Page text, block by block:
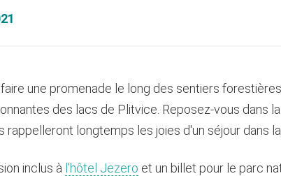
une promenade le long des sentiers
des lacs de Plitvice. Reposez-vous dans
longtemps les joies d'un séjour dans
inclus à l'hôtel Jezero et un billet pour le parc